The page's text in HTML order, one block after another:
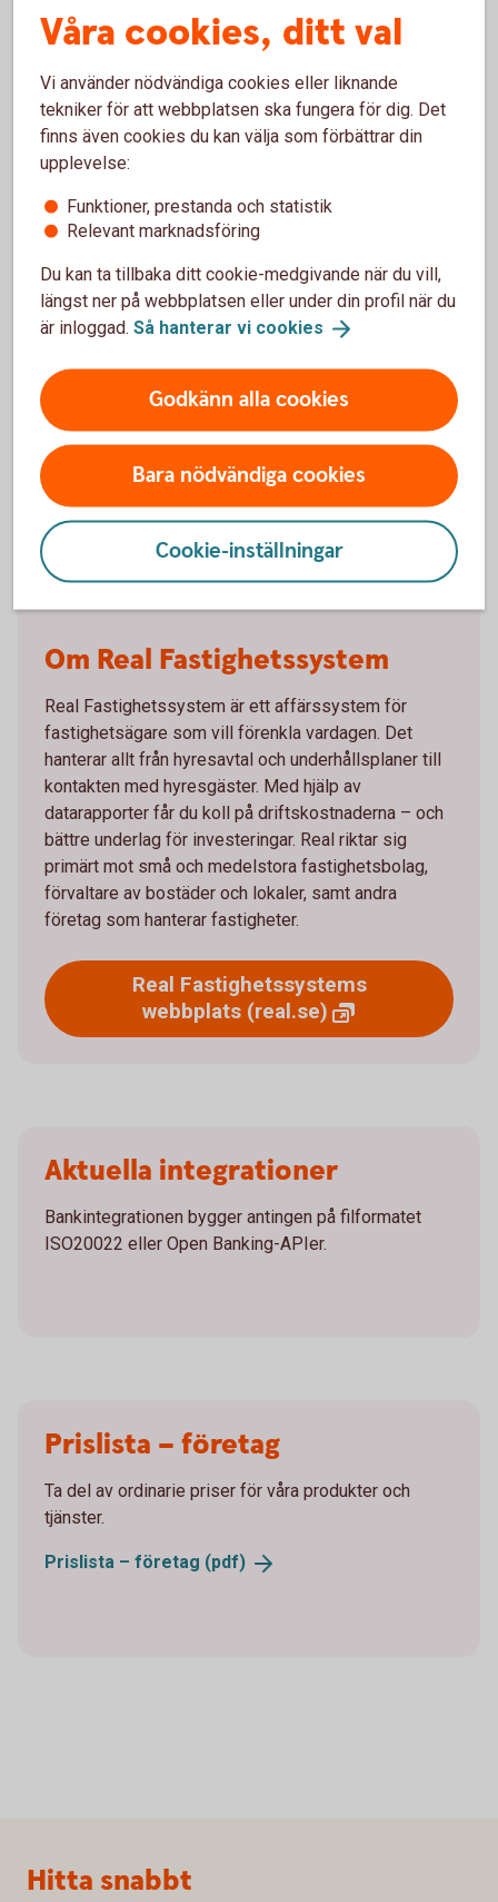
Hantera er ekonomi på ett
enkelt,snabbtoch
sätt med bankintegration.
Real
Om Real Fastighetssystem
Real Fastighetssystem är ett affärssystem för
fastighetsägare som vill förenkla vardagen. Det
hanterar allt från hyresavtal och underhållsplaner till
kontakten med hyresgäster. Med hjälp av
datarapporter får du koll på driftskostnaderna – och
bättre underlag för investeringar. Real riktar sig
primärt mot små och medelstora fastighetsbolag,
förvaltare av bostäder och lokaler, samt andra
företag som hanterar fastigheter.
Real Fastighetssystems
webbplats (real.se)
Aktuella integrationer
Bankintegrationen bygger antingen på filformatet
ISO20022 eller Open Banking-APIer.
Prislista – företag
Ta del av ordinarie priser för våra produkter och
tjänster.
Prislista – företag (pdf)
Våra cookies, ditt val
Vi använder nödvändiga cookies eller liknande
tekniker för att webbplatsen ska fungera för dig. Det
finns även cookies du kan välja som förbättrar din
upplevelse:
Funktioner, prestanda och statistik
Relevant marknadsföring
Du kan ta tillbaka ditt cookie-medgivande när du vill,
längst ner på webbplatsen eller under din profil när du
är inloggad. Så hanterar vi cookies
Godkänn alla cookies
Bara nödvändiga cookies
Cookie-inställningar
Sidfot
Hitta snabbt